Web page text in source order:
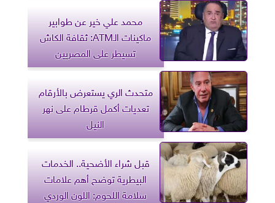
محمد علي خير عن طوابير
ماكينات الـATM: ثقافة الكاش
تسيطر على المصريين
متحدث الري يستعرض بالأرقام
تعديات أكمل قرطام على نهر
النيل
قبل شراء الأضحية.. الخدمات
البيطرية توضح أهم علامات
سلامة اللحوم: اللون الوردي